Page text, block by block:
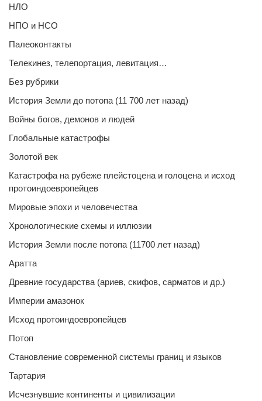
НЛО
НПО и НСО
Палеоконтакты
Телекинез, телепортация, левитация…
Без рубрики
История Земли до потопа (11 700 лет назад)
Войны богов, демонов и людей
Глобальные катастрофы
Золотой век
Катастрофа на рубеже плейстоцена и голоцена и исход
протоиндоевропейцев
Мировые эпохи и человечества
Хронологические схемы и иллюзии
История Земли после потопа (11700 лет назад)
Аратта
Древние государства (ариев, скифов, сарматов и др.)
Империи амазонок
Исход протоиндоевропейцев
Потоп
Становление современной системы границ и языков
Тартария
Исчезнувшие континенты и цивилизации